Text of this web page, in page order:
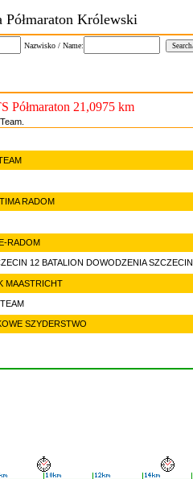
Półmaraton Królewski
Nazwisko / Name:
21,0975 km
RADOM
RADOM
12 BATALION DOWODZENIA SZCZECIN
MAASTRICHT
SZYDERSTWO